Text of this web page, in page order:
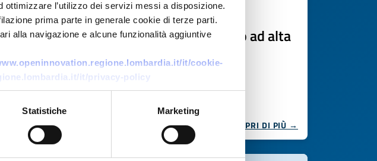
ottimizzare l’utilizzo dei servizi messi a disposizione.
prima parte in generale cookie di terze parti.
alla navigazione e alcune funzionalità aggiuntive
it/cookie-
it/privacy-policy
Statistiche Marketing
e
SCOPRI DI PIÙ →
Offerta commerciale
Cooling termoelettrico ad alta
ID EEN: BOMT20250813013
SCOPRI DI PIÙ →